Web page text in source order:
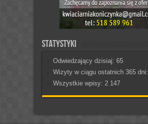
Statystyki
Odwiedzający dzisiaj: 65
Wizyty w ciągu ostatnich 365 dni:
Wszystkie wpisy: 2 147